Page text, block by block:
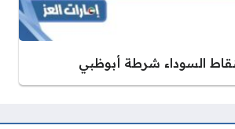
السوداء شرطة أبوظبي